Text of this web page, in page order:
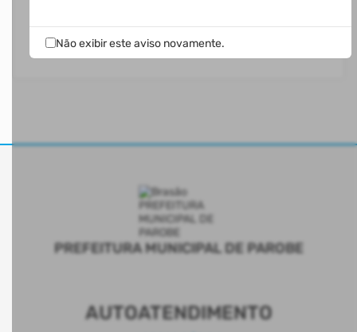
Não exibir este aviso novamente.
Acessos aos Serviços
1.0 M
PREFEITURA MUNICIPAL DE PAROBE
AUTOATENDIMENTO